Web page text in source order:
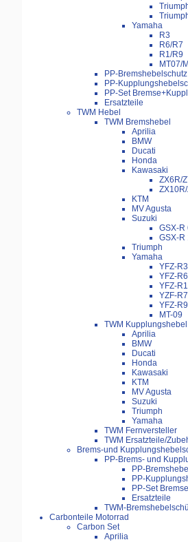
Yamaha
R3
R6/R7
R1/R9
MT07/
PP-Bremshebelschutz
PP-
PP-Set
Ersatzteile
TWM Hebel
TWM Bremshebel
Aprilia
BMW
Ducati
Honda
Kawasaki
ZX6R/
KTM
MV Agusta
Suzuki
GSX-R
GSX-R
Triumph
Yamaha
YFZ-R3
YFZ-R6
YFZ-R1
YZF-R7
YFZ-R9
MT-09
TWM Kupplungshebel
Aprilia
BMW
Ducati
Honda
Kawasaki
KTM
MV Agusta
Suzuki
Triumph
Yamaha
TWM Fernversteller
TWM Ersatzteile/
Brems-und
PP-Brems- und
PP-
PP-
PP-Set
Ersatzteile
TWM-
Carbonteile Motorrad
Carbon Set
Aprilia